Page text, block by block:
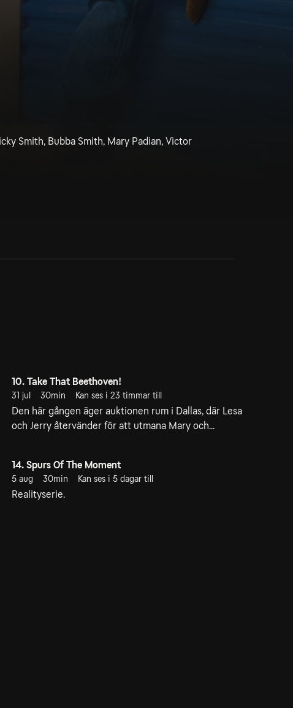
Smith, Bubba Smith, Mary Padian, Victor
10. Take That Beethoven!
31 jul 30min Kan ses i 23 timmar till
Den här gången äger auktionen rum i Dallas, där Lesa
och Jerry återvänder för att utmana Mary och...
14. Spurs Of The Moment
5 aug 30min Kan ses i 5 dagar till
Realityserie.